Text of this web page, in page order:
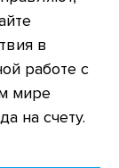
в
работе с
мире
на счету.